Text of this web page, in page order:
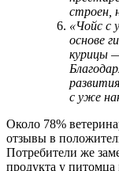
строен,
«Чойс с
основе
курицы
с уже
Около 78%
отзывы в
Потребители же
продукта у